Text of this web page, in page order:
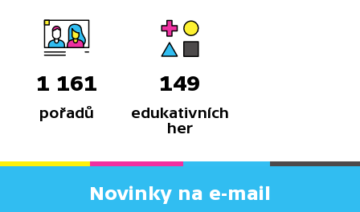
1 161
pořadů
149
edukativních
her
Novinky na e-mail